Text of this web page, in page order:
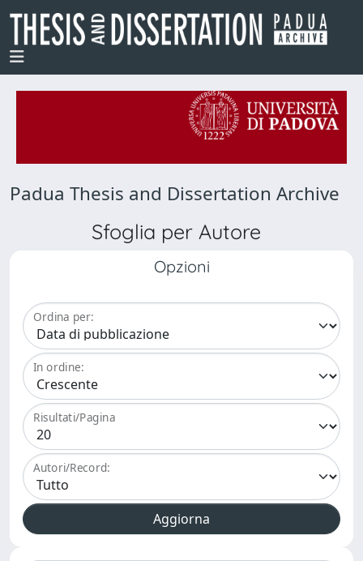
Padua Thesis and Dissertation Archive
Sfoglia per Autore
Opzioni
Ordina per:
In ordine:
Risultati/Pagina
Autori/Record: